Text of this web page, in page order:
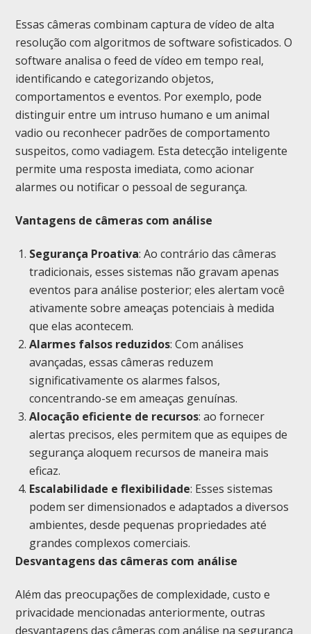
Essas câmeras combinam captura de vídeo de alta
resolução com algoritmos de software sofisticados. O
software analisa o feed de vídeo em tempo real,
identificando e categorizando objetos,
comportamentos e eventos. Por exemplo, pode
distinguir entre um intruso humano e um animal
vadio ou reconhecer padrões de comportamento
suspeitos, como vadiagem. Esta detecção inteligente
permite uma resposta imediata, como acionar
alarmes ou notificar o pessoal de segurança.
Vantagens de câmeras com análise
Segurança Proativa: Ao contrário das câmeras
tradicionais, esses sistemas não gravam apenas
eventos para análise posterior; eles alertam você
ativamente sobre ameaças potenciais à medida
que elas acontecem.
Alarmes falsos reduzidos: Com análises
avançadas, essas câmeras reduzem
significativamente os alarmes falsos,
concentrando-se em ameaças genuínas.
Alocação eficiente de recursos: ao fornecer
alertas precisos, eles permitem que as equipes de
segurança aloquem recursos de maneira mais
eficaz.
Escalabilidade e flexibilidade: Esses sistemas
podem ser dimensionados e adaptados a diversos
ambientes, desde pequenas propriedades até
grandes complexos comerciais.
Desvantagens das câmeras com análise
Além das preocupações de complexidade, custo e
privacidade mencionadas anteriormente, outras
desvantagens das câmeras com análise na segurança